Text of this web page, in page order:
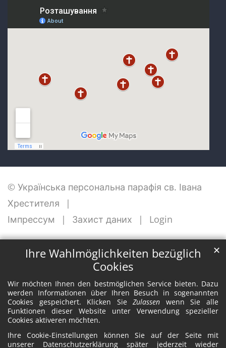
Ihre Wahlmöglichkeiten bezüglich
Cookies
Wir möchten Ihnen den bestmöglichen Service bieten. Dazu
werden Informationen über Ihren Besuch in sogenannten
Cookies gespeichert. Klicken SieZulassen wenn Sie alle
Funktionen dieser Website unter Verwendung spezieller
Cookies aktiveren möchten.
Ihre Cookie-Einstellungen können Sie auf der Seite mit
unserer Datenschutzerklärung später jederzeit wieder
✕
© Українська персональна парафія св. Івана
Хрестителя
Імпрессум
Захист даних Login